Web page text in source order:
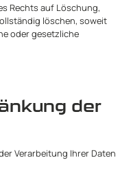
Rechts auf Löschung,
löschen, soweit
oder gesetzliche
der
Verarbeitung Ihrer Daten